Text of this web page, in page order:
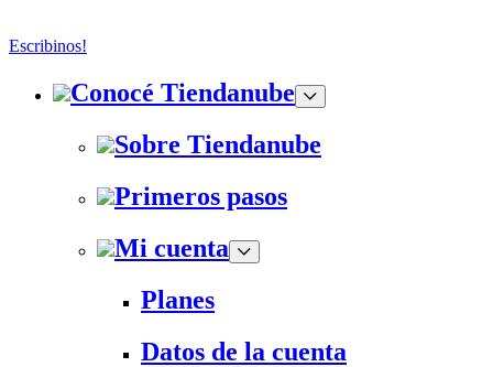
Escribinos!
Conocé Tiendanube
Sobre Tiendanube
Primeros pasos
Mi cuenta
Planes
Datos de la cuenta